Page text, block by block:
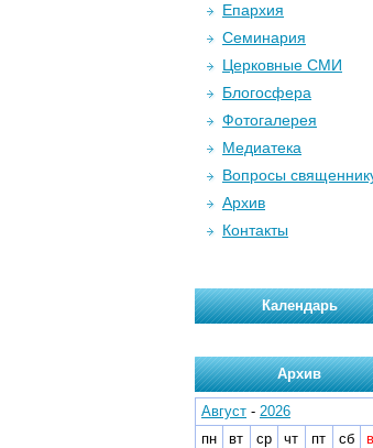
Епархия
Семинария
Церковные СМИ
Блогосфера
Фотогалерея
Медиатека
Вопросы
Архив
Контакты
Календарь
Архив
Август - 2026
пн
вт ср чт пт сб